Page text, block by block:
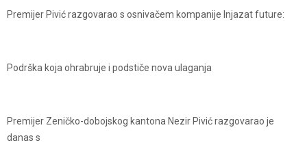
Premijer Pivić razgovarao s osnivačem kompanije Injazat future:
Podrška koja ohrabruje i podstiče nova ulaganja
Premijer Zeničko-dobojskog kantona Nezir Pivić razgovarao je
danas s